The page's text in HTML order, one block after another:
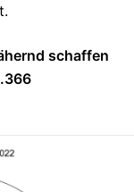
schaffen